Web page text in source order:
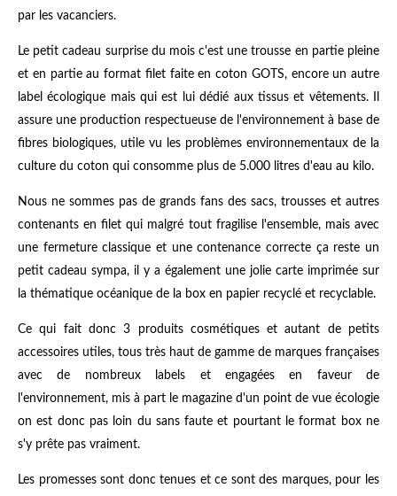
par les vacanciers.
Le petit cadeau surprise du mois c'est une trousse en partie pleine
et en partie au format filet faite en coton GOTS, encore un autre
label écologique mais qui est lui dédié aux tissus et vêtements. Il
assure une production respectueuse de l'environnement à base de
fibres biologiques, utile vu les problèmes environnementaux de la
culture du coton qui consomme plus de 5.000 litres d'eau au kilo.
Nous ne sommes pas de grands fans des sacs, trousses et autres
contenants en filet qui malgré tout fragilise l'ensemble, mais avec
une fermeture classique et une contenance correcte ça reste un
petit cadeau sympa, il y a également une jolie carte imprimée sur
la thématique océanique de la box en papier recyclé et recyclable.
Ce qui fait donc 3 produits cosmétiques et autant de petits
accessoires utiles, tous très haut de gamme de marques françaises
avec de nombreux labels et engagées en faveur de
l'environnement, mis à part le magazine d'un point de vue écologie
on est donc pas loin du sans faute et pourtant le format box ne
s'y prête pas vraiment.
Les promesses sont donc tenues et ce sont des marques, pour les